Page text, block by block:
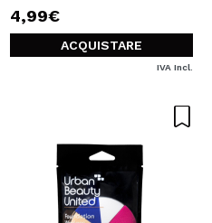
4,99€
ACQUISTARE
IVA Incl.